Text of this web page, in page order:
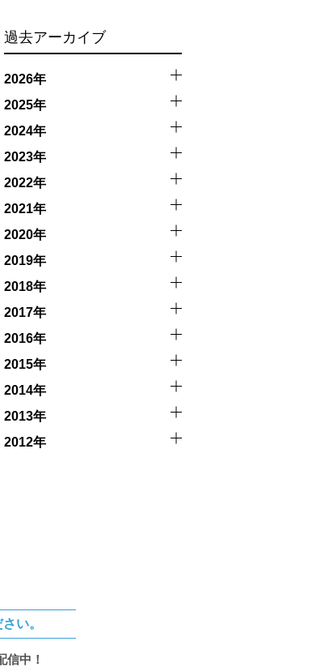
過去アーカイブ
2026年
2025年
2024年
2023年
2022年
2021年
2020年
2019年
2018年
2017年
2016年
2015年
2014年
2013年
2012年
い。
信中！